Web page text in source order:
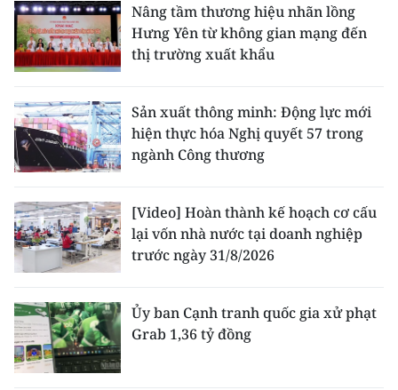
Nâng tầm thương hiệu nhãn lồng
Hưng Yên từ không gian mạng đến
thị trường xuất khẩu
Sản xuất thông minh: Động lực mới
hiện thực hóa Nghị quyết 57 trong
ngành Công thương
[Video] Hoàn thành kế hoạch cơ cấu
lại vốn nhà nước tại doanh nghiệp
trước ngày 31/8/2026
Ủy ban Cạnh tranh quốc gia xử phạt
Grab 1,36 tỷ đồng